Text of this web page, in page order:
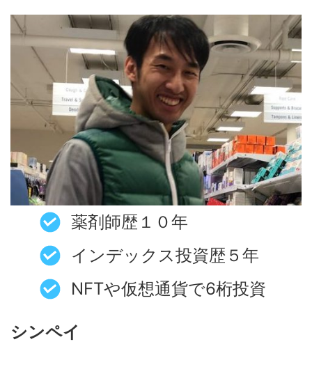
薬剤師歴１０年
インデックス投資歴５年
NFTや仮想通貨で6桁投資
シンペイ